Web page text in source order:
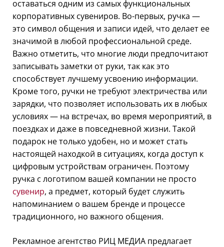
оставаться одним из самых функциональных
корпоративных сувениров. Во-первых, ручка —
это символ общения и записи идей, что делает ее
значимой в любой профессиональной среде.
Важно отметить, что многие люди предпочитают
записывать заметки от руки, так как это
способствует лучшему усвоению информации.
Кроме того, ручки не требуют электричества или
зарядки, что позволяет использовать их в любых
условиях — на встречах, во время мероприятий, в
поездках и даже в повседневной жизни. Такой
подарок не только удобен, но и может стать
настоящей находкой в ситуациях, когда доступ к
цифровым устройствам ограничен. Поэтому
ручка с логотипом вашей компании не просто
сувенир, а предмет, который будет служить
напоминанием о вашем бренде и процессе
традиционного, но важного общения.
Рекламное агентство РИЦ МЕДИА предлагает